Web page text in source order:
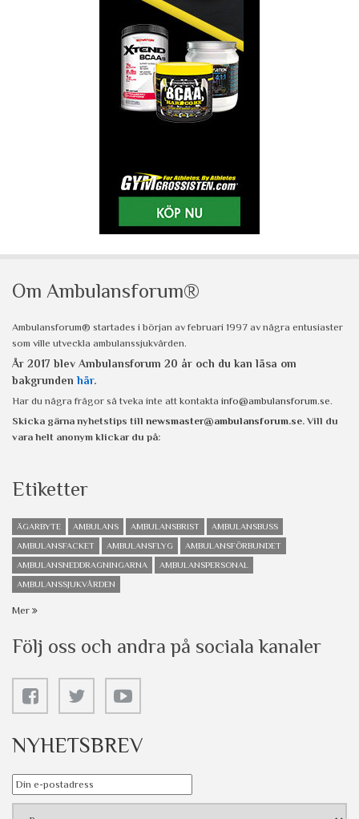
Om Ambulansforum®
Ambulansforum® startades i början av februari 1997 av några entusiaster
som ville utveckla ambulanssjukvården.
År 2017 blev Ambulansforum 20 år och du kan läsa om
bakgrunden här.
Har du några frågor så tveka inte att kontakta info@ambulansforum.se.
Skicka gärna nyhetstips till newsmaster@ambulansforum.se. Vill du
vara helt anonym klickar du på:
Etiketter
ÄGARBYTE AMBULANS AMBULANSBRIST
AMBULANSBUSS
AMBULANSFACKET
AMBULANSFLYG
AMBULANSFÖRBUNDET
AMBULANSNEDDRAGNINGARNA
AMBULANSPERSONAL
AMBULANSSJUKVÅRDEN
Mer
Följ oss och andra på sociala kanaler
NYHETSBREV